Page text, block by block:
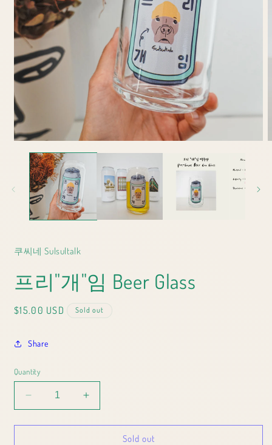
media
modal
쿠씨네 Sulsultalk
프리"개"임 Beer Glass
Regular
$15.00 USD Sold out
Share
Quantity
Decrease
quantity
for
Increase
quantity
for
Sold out